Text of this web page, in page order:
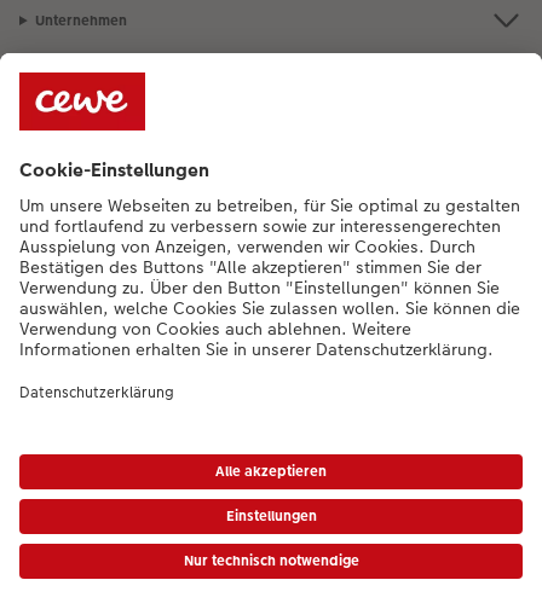
Unternehmen
Sortiment
Bei Fragen können Sie uns gern anrufen:+352 27397723 [Mo bis Fr von
9:00 - 20:00 Uhr | Sam von 9:00 - 17:00 Uhr | So von 12:00 - 16:00]
DE |FR|EN
* Die UVP gelten inkl. MwSt. zzgl. Versandkosten gem.
|AGB|Datenschutz|Impressum|Barrierefreiheit